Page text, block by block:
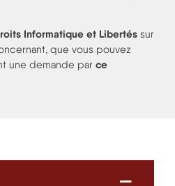
Informatique et Libertés sur
que vous pouvez
une demande par ce